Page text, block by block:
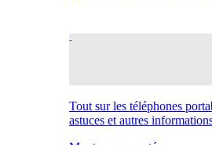
Tout sur les téléphones
astuces et autres